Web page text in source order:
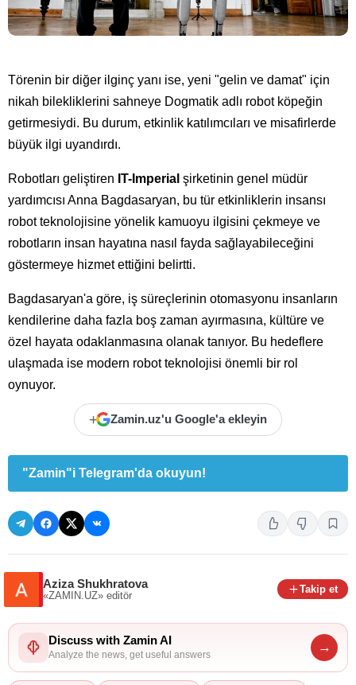
Törenin bir diğer ilginç yanı ise, yeni "gelin ve damat" için
nikah bilekliklerini sahneye Dogmatik adlı robot köpeğin
getirmesiydi. Bu durum, etkinlik katılımcıları ve misafirlerde
büyük ilgi uyandırdı.
Robotları geliştiren IT-Imperial şirketinin genel müdür
yardımcısı Anna Bagdasaryan, bu tür etkinliklerin insansı
robot teknolojisine yönelik kamuoyu ilgisini çekmeye ve
robotların insan hayatına nasıl fayda sağlayabileceğini
göstermeye hizmet ettiğini belirtti.
Bagdasaryan'a göre, iş süreçlerinin otomasyonu insanların
kendilerine daha fazla boş zaman ayırmasına, kültüre ve
özel hayata odaklanmasına olanak tanıyor. Bu hedeflere
ulaşmada ise modern robot teknolojisi önemli bir rol
oynuyor.
+ Zamin.uz'u Google'a ekleyin
"Zamin"i Telegram'da okuyun!
Aziza Shukhratova
«ZAMIN.UZ» editör
Takip et
Discuss with Zamin AI
Analyze the news, get useful answers
→